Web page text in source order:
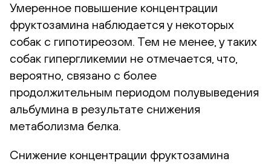
Умеренное повышение концентрации
фруктозамина наблюдается у некоторых
собак с гипотиреозом. Тем не менее, у таких
собак гипергликемии не отмечается, что,
вероятно, связано с более
продолжительным периодом полувыведения
альбумина в результате снижения
метаболизма белка.
Снижение концентрации фруктозамина